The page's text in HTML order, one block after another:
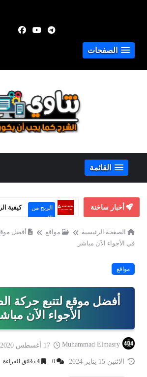
الصفحات
القائمة
أخبار ساخنة
الربح من
الإنترنت
الصفحة الرئيسية مواقع
أفضل
في الأجواء الآن مباشر
مواقع
أفضل موقع لتتبع حركة
الأجواء الآن
Muhammad Elmasry
الاثنين 15 يناير 2024 0
4 دقائق القراءة